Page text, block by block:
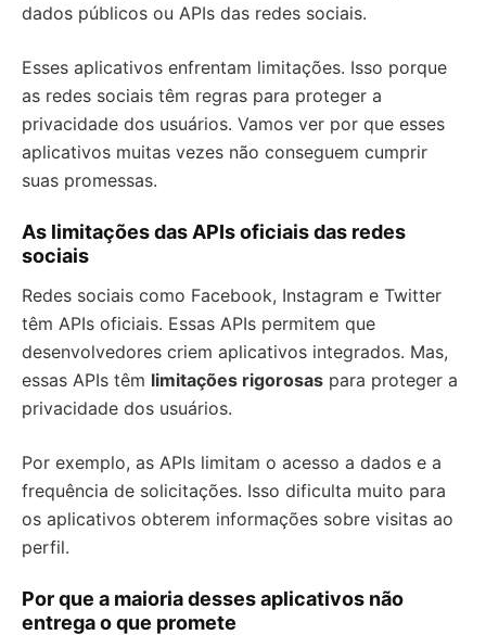
dados públicos ou APIs das redes sociais.
Esses aplicativos enfrentam limitações. Isso porque
as redes sociais têm regras para proteger a
privacidade dos usuários. Vamos ver por que esses
aplicativos muitas vezes não conseguem cumprir
suas promessas.
As limitações das APIs oficiais das redes
sociais
Redes sociais como Facebook, Instagram e Twitter
têm APIs oficiais. Essas APIs permitem que
desenvolvedores criem aplicativos integrados. Mas,
essas APIs têm limitações rigorosas para proteger a
privacidade dos usuários.
Por exemplo, as APIs limitam o acesso a dados e a
frequência de solicitações. Isso dificulta muito para
os aplicativos obterem informações sobre visitas ao
perfil.
Por que a maioria desses aplicativos não
entrega o que promete